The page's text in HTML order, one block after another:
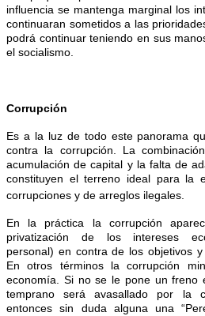
influencia se mantenga marginal los
continuaran sometidos a las
podrá continuar teniendo en sus
el socialismo.
Corrupción
Es a la luz de todo este panorama
contra la corrupción. La
acumulación de capital y la falta de
constituyen el terreno ideal para la
corrupciones y de arreglos ilegales.
En la práctica la corrupción
privatización de los intereses
personal) en contra de los objetivos
En otros términos la corrupción
economía. Si no se le pone un freno
temprano será avasallado por la
entonces sin duda alguna una